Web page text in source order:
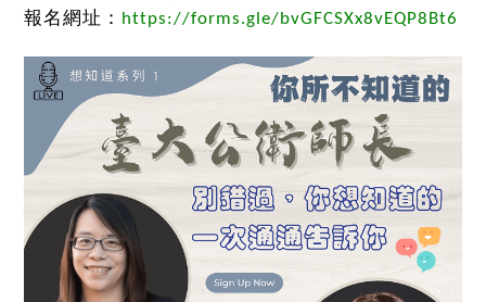
報名網址： https://forms.gle/bvGFCSXx8vEQP8Bt6